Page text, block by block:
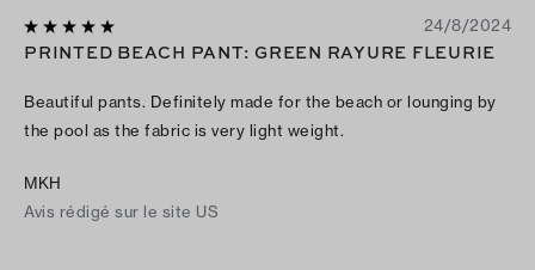
24/8/2024
PRINTED BEACH PANT: GREEN RAYURE FLEURIE
Beautiful pants. Definitely made for the beach or lounging by
the pool as the fabric is very light weight.
MKH
Avis rédigé sur le site US